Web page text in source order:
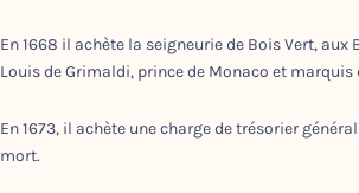
En 1668 il achète la seigneurie de Bois Vert,
Louis de Grimaldi, prince de Monaco et marquis
En 1673, il achète une charge de trésorier
mort.